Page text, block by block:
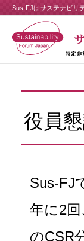
Sus-FJはサステナビリ
役員
Sus-FJ
年に2
のCSR